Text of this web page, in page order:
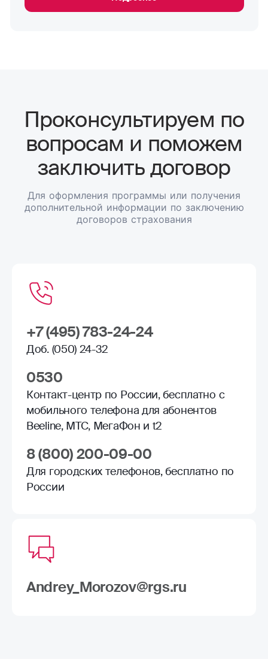
Проконсультируем по
вопросам и поможем
заключить договор
Для оформления программы или получения
дополнительной информации по заключению
договоров страхования
+7 (495) 783-24-24
Доб. (050) 24-32
0530
Контакт-центр по России, бесплатно с
мобильного телефона для абонентов
Beeline, МТС, МегаФон и t2
8 (800) 200-09-00
Для городских телефонов, бесплатно по
России
Andrey_Morozov@rgs.ru